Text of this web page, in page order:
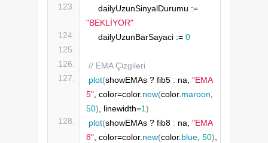
"BEKLİYOR"
    dailyUzunBarSayaci :=
0
// EMA Çizgileri
plot(showEMAs ? fib5 : na, "EMA
5", color=color.new(color.maroon
50), linewidth=1)
plot(showEMAs ? fib8 : na, "EMA
8", color=color.new(color.blue, 50),